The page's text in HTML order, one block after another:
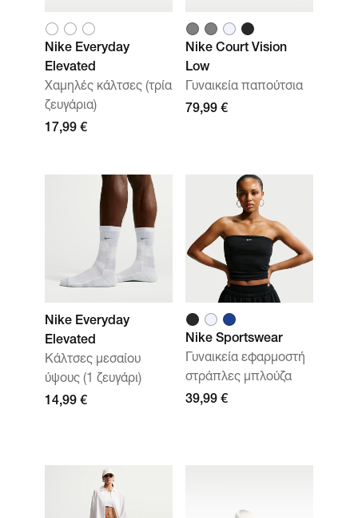
Nike Everyday
Elevated
Χαμηλές κάλτσες (τρία
ζευγάρια)
17,99 €
Nike Court Vision
Low
Γυναικεία παπούτσια
79,99 €
Nike Everyday
Elevated
Κάλτσες μεσαίου
ύψους (1 ζευγάρι)
14,99 €
Nike Sportswear
Γυναικεία εφαρμοστή
στράπλες μπλούζα
39,99 €